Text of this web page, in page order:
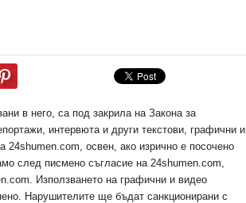
в него, са под закрила на Закона за
интервюта и други текстови, графични и
24shumen.com, освен, ако изрично е посочено
след писмено съгласие на 24shumen.com,
Използването на графични и видео
Нарушителите ще бъдат санкционирани с